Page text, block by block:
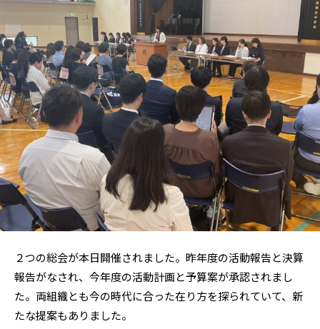
２つの総会が本日開催されました。昨年度の活動報告と決算
報告がなされ、今年度の活動計画と予算案が承認されまし
た。両組織とも今の時代に合った在り方を探られていて、新
たな提案もありました。